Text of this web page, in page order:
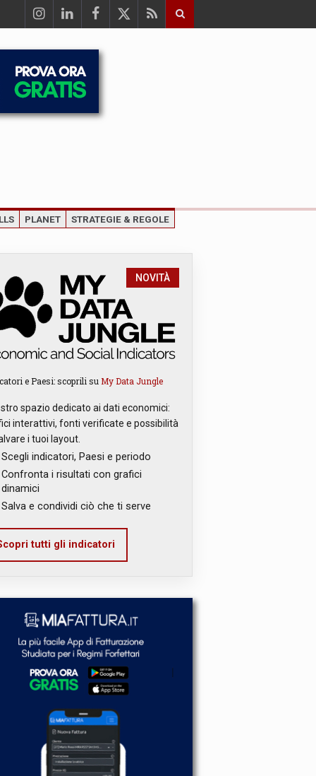
PLANET STRATEGIE & REGOLE
NOVITÀ
e Paesi: scoprili su My Data Jungle
spazio dedicato ai dati economici:
interattivi, fonti verificate e possibilità
i tuoi layout.
Scegli indicatori, Paesi e periodo
Confronta i risultati con grafici
dinamici
Salva e condividi ciò che ti serve
tutti gli indicatori